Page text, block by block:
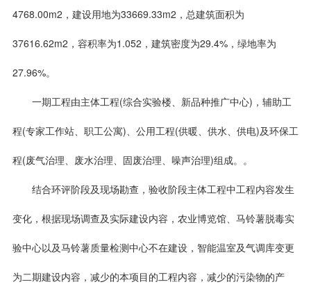
4768.00m2，建设用地为33669.33m2，总建筑面积为
37616.62m2，容积率为1.052，建筑密度为29.4%，绿地率为
27.96%。
一期工程由主体工程(综合实验楼、新品种推广中心)，辅助工
程(专家工作站、职工公寓)、公用工程(供暖、供水、供电)及环保工
程(废气治理、废水治理、固废治理、噪声治理)组成。。
结合环评阶段及现场勘查，验收阶段主体工程中工程内容发生
变化，根据现场调查及实际建设内容，农业博览馆、马铃薯脱毒实
验中心以及马铃薯质量检测中心不在建设，智能温室及气调库变更
为二期建设内容，减少的本项目的工程内容，减少的污染物的产